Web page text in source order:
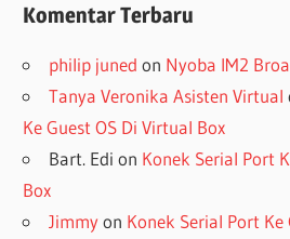
Komentar Terbaru
philip juned on Nyoba IM2
Tanya Veronika Asisten Virtual
Ke Guest OS Di Virtual Box
Bart. Edi on Konek Serial Port
Box
Jimmyon Konek Serial Port Ke